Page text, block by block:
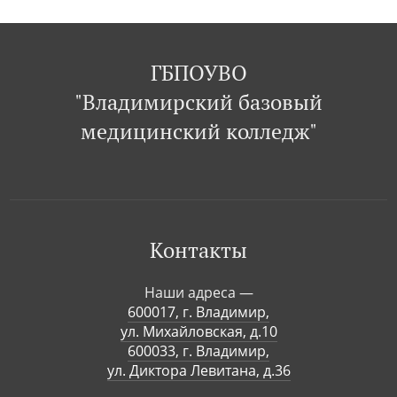
ГБПОУВО
"Владимирский базовый
медицинский колледж"
Контакты
Наши адреса —
600017, г. Владимир,
ул. Михайловская, д.10
600033, г. Владимир,
ул. Диктора Левитана, д.36